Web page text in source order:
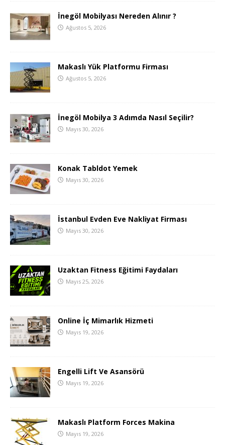
İnegöl Mobilyası Nereden Alınır ?
Ağustos 5, 2026
Makaslı Yük Platformu Firması
Ağustos 5, 2026
İnegöl Mobilya 3 Adımda Nasıl Seçilir?
Mayıs 30, 2026
Konak Tabldot Yemek
Mayıs 30, 2026
İstanbul Evden Eve Nakliyat Firması
Mayıs 30, 2026
Uzaktan Fitness Eğitimi Faydaları
Mayıs 25, 2026
Online İç Mimarlık Hizmeti
Mayıs 19, 2026
Engelli Lift Ve Asansörü
Mayıs 19, 2026
Makaslı Platform Forces Makina
Mayıs 19, 2026